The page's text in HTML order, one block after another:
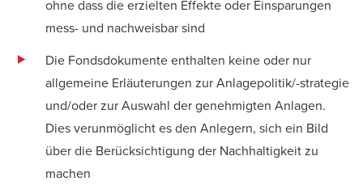
ohne dass die erzielten Effekte oder Einsparungen
mess- und nachweisbar sind
Die Fondsdokumente enthalten keine oder nur
allgemeine Erläuterungen zur Anlagepolitik/-strategie
und/oder zur Auswahl der genehmigten Anlagen.
Dies verunmöglicht es den Anlegern, sich ein Bild
über die Berücksichtigung der Nachhaltigkeit zu
machen